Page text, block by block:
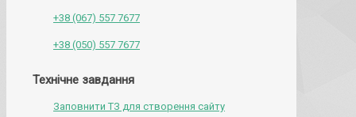
+38 (067) 557 7677
+38 (050) 557 7677
Технічне завдання
Заповнити ТЗ для створення сайту